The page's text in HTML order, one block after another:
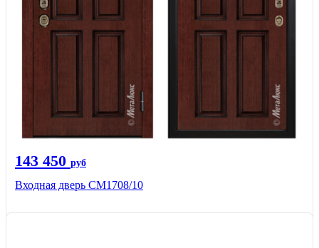
143 450 руб
Входная дверь CМ1708/10